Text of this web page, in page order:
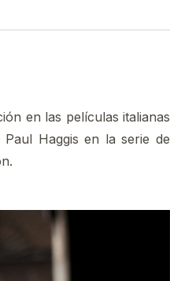
en las películas italianas
Haggis en la serie de